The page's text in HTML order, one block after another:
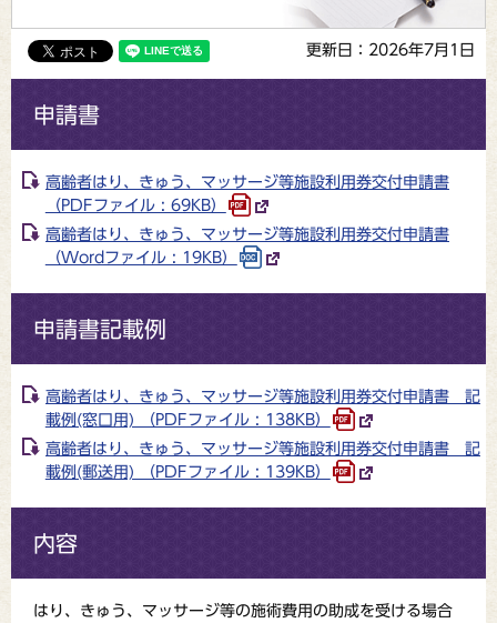
更新日：2026年7月1日
申請書
高齢者はり、きゅう、マッサージ等施設利用券交付申請書
（PDFファイル : 69KB）
高齢者はり、きゅう、マッサージ等施設利用券交付申請書
（Wordファイル : 19KB）
申請書記載例
高齢者はり、きゅう、マッサージ等施設利用券交付申請書 記
載例(窓口用) （PDFファイル : 138KB）
高齢者はり、きゅう、マッサージ等施設利用券交付申請書 記
載例(郵送用) （PDFファイル : 139KB）
内容
はり、きゅう、マッサージ等の施術費用の助成を受ける場合